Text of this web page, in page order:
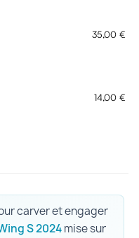
35,00 €
14,00 €
carver et engager
S 2024mise sur